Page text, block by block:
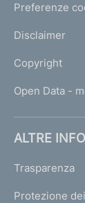
Preferenze
Disclaimer
Copyright
Open Data -
ALTRE
Trasparenza
Protezione